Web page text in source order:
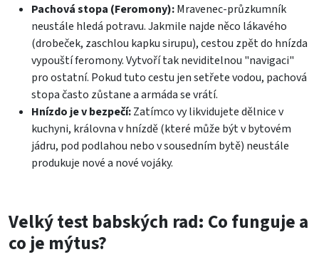
Pachová stopa (Feromony):Mravenec-průzkumník
neustále hledá potravu. Jakmile najde něco lákavého
(drobeček, zaschlou kapku sirupu), cestou zpět do hnízda
vypouští feromony. Vytvoří tak neviditelnou "navigaci"
pro ostatní. Pokud tuto cestu jen setřete vodou, pachová
stopa často zůstane a armáda se vrátí.
Hnízdo je v bezpečí:Zatímco vy likvidujete dělnice v
kuchyni, královna v hnízdě (které může být v bytovém
jádru, pod podlahou nebo v sousedním bytě) neustále
produkuje nové a nové vojáky.
Velký test babských rad: Co funguje a
co je mýtus?